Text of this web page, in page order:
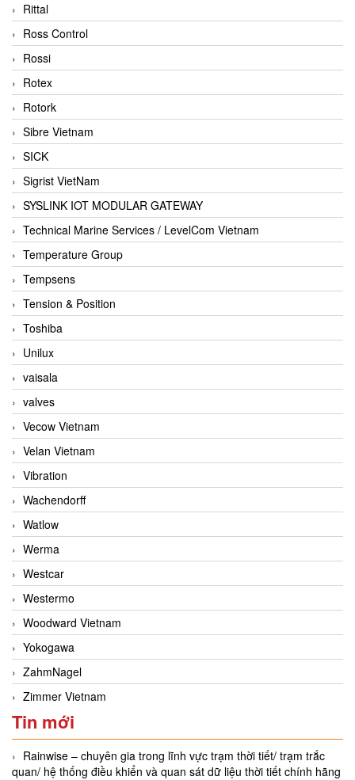
Rittal
Ross Control
Rossi
Rotex
Rotork
Sibre Vietnam
SICK
Sigrist VietNam
SYSLINK IOT MODULAR GATEWAY
Technical Marine Services / LevelCom Vietnam
Temperature Group
Tempsens
Tension & Position
Toshiba
Unilux
vaisala
valves
Vecow Vietnam
Velan Vietnam
Vibration
Wachendorff
Watlow
Werma
Westcar
Westermo
Woodward Vietnam
Yokogawa
ZahmNagel
Zimmer Vietnam
Tin mới
Rainwise – chuyên gia trong lĩnh vực trạm thời tiết/ trạm trắc
quan/ hệ thống điều khiển và quan sát dữ liệu thời tiết chính hãng